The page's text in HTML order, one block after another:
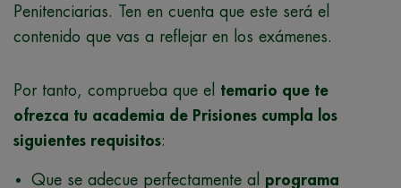
Penitenciarias. Ten en cuenta que este será el
contenido que vas a reflejar en los exámenes.
Por tanto, comprueba que el temario que te
ofrezca tu academia de Prisiones cumpla los
siguientes requisitos:
Que se adecue perfectamente al programa